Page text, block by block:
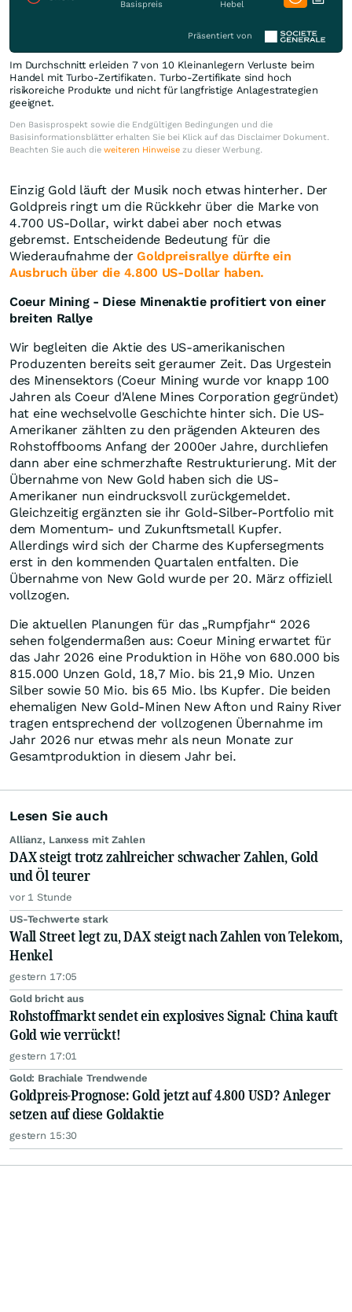
Basispreis Hebel
Präsentiert von
Im Durchschnitt erleiden 7 von 10 Kleinanlegern Verluste beim
Handel mit Turbo-Zertifikaten. Turbo-Zertifikate sind hoch
risikoreiche Produkte und nicht für langfristige Anlagestrategien
geeignet.
Den Basisprospekt sowie die Endgültigen Bedingungen und die
Basisinformationsblätter erhalten Sie bei Klick auf das Disclaimer Dokument.
Beachten Sie auch die weiteren Hinweise zu dieser Werbung.
Einzig Gold läuft der Musik noch etwas hinterher. Der
Goldpreis ringt um die Rückkehr über die Marke von
4.700 US-Dollar, wirkt dabei aber noch etwas
gebremst. Entscheidende Bedeutung für die
Wiederaufnahme derGoldpreisrallye dürfte ein
Ausbruch über die 4.800 US-Dollar haben.
Coeur Mining - Diese Minenaktie profitiert von einer
breiten Rallye
Wir begleiten die Aktie des US-amerikanischen
Produzenten bereits seit geraumer Zeit. Das Urgestein
des Minensektors (Coeur Mining wurde vor knapp 100
Jahren als Coeur d'Alene Mines Corporation gegründet)
hat eine wechselvolle Geschichte hinter sich. Die US-
Amerikaner zählten zu den prägenden Akteuren des
Rohstoffbooms Anfang der 2000er Jahre, durchliefen
dann aber eine schmerzhafte Restrukturierung. Mit der
Übernahme von New Gold haben sich die US-
Amerikaner nun eindrucksvoll zurückgemeldet.
Gleichzeitig ergänzten sie ihr Gold-Silber-Portfolio mit
dem Momentum- und Zukunftsmetall Kupfer.
Allerdings wird sich der Charme des Kupfersegments
erst in den kommenden Quartalen entfalten. Die
Übernahme von New Gold wurde per 20. März offiziell
vollzogen.
Die aktuellen Planungen für das „Rumpfjahr“ 2026
sehen folgendermaßen aus: Coeur Mining erwartet für
das Jahr 2026 eine Produktion in Höhe von 680.000 bis
815.000 Unzen Gold, 18,7 Mio. bis 21,9 Mio. Unzen
Silber sowie 50 Mio. bis 65 Mio. lbs Kupfer. Die beiden
ehemaligen New Gold-Minen New Afton und Rainy River
tragen entsprechend der vollzogenen Übernahme im
Jahr 2026 nur etwas mehr als neun Monate zur
Gesamtproduktion in diesem Jahr bei.
Lesen Sie auch
Allianz, Lanxess mit Zahlen
DAX steigt trotz zahlreicher schwacher Zahlen, Gold
und Öl teurer
vor 1 Stunde
US-Techwerte stark
Wall Street legt zu, DAX steigt nach Zahlen von Telekom,
Henkel
gestern 17:05
Gold bricht aus
Rohstoffmarkt sendet ein explosives Signal: China kauft
Gold wie verrückt!
gestern 17:01
Gold: Brachiale Trendwende
Goldpreis-Prognose: Gold jetzt auf 4.800 USD? Anleger
setzen auf diese Goldaktie
gestern 15:30